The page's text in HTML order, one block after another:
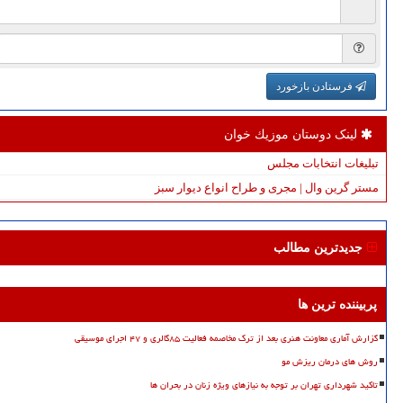
فرستادن بازخورد
لینک دوستان موزیك خوان
تبلیغات انتخابات مجلس
مستر گرین وال | مجری و طراح انواع دیوار سبز
جدیدترین مطالب
پربیننده ترین ها
گزارش آماری معاونت هنری بعد از ترک مخاصمه فعالیت ۸۵گالری و ۴۷ اجرای موسیقی
روش های درمان ریزش مو
تاکید شهرداری تهران بر توجه به نیازهای ویژه زنان در بحران ها